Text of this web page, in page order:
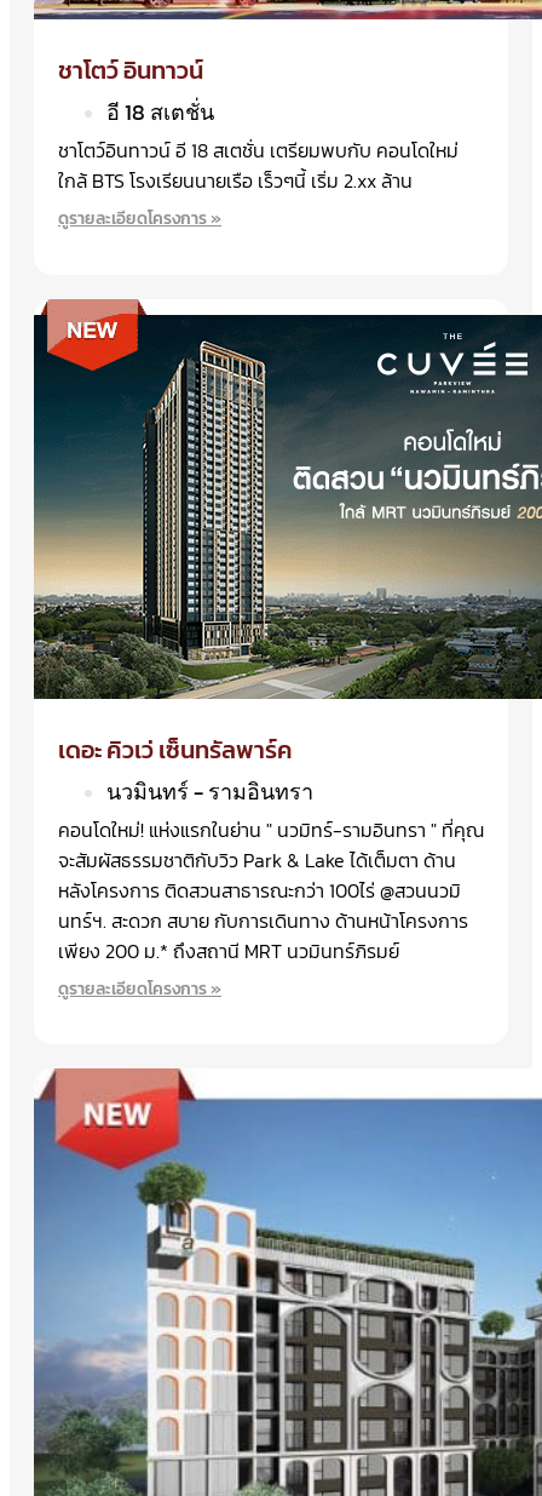
ชาโตว์ อินทาวน์
อี 18 สเตชั่น
ชาโตว์อินทาวน์ อี 18 สเตชั่น เตรียมพบกับ คอนโดใหม่
ใกล้ BTS โรงเรียนนายเรือ เร็วๆนี้ เริ่ม 2.xx ล้าน
ดูรายละเอียดโครงการ »
เดอะ คิวเว่ เซ็นทรัลพาร์ค
นวมินทร์ - รามอินทรา
คอนโดใหม่! แห่งแรกในย่าน " นวมิทร์-รามอินทรา " ที่คุณ
จะสัมผัสธรรมชาติกับวิว Park & Lake ได้เต็มตา ด้าน
หลังโครงการ ติดสวนสาธารณะกว่า 100ไร่ @สวนนวมิ
นทร์ฯ. สะดวก สบาย กับการเดินทาง ด้านหน้าโครงการ
เพียง 200 ม.* ถึงสถานี MRT นวมินทร์ภิรมย์
ดูรายละเอียดโครงการ »